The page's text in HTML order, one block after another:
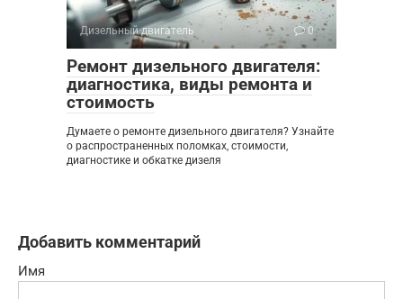
Дизельный двигатель 0
Ремонт дизельного двигателя:
диагностика, виды ремонта и
стоимость
Думаете о ремонте дизельного двигателя? Узнайте
о распространенных поломках, стоимости,
диагностике и обкатке дизеля
Добавить комментарий
Имя